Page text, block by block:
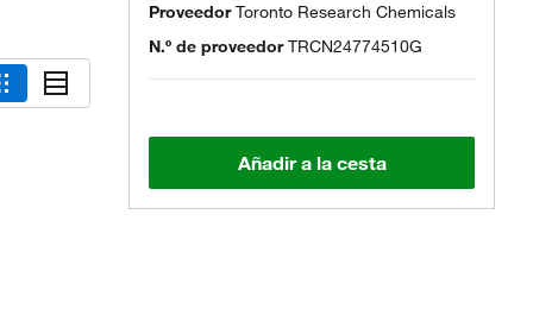
ProveedorToronto Research Chemicals
N.º de proveedor TRCN24774510G
Añadir a la cesta